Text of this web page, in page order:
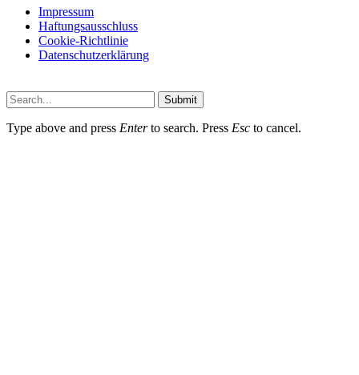
Impressum
Haftungsausschluss
Cookie-Richtlinie
Datenschutzerklärung
Submit
Type above and press Enterto search. Press Esc to cancel.